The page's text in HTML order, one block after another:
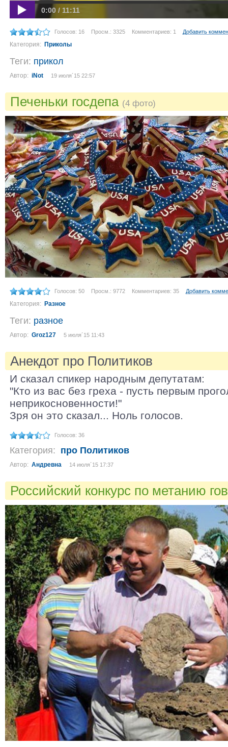
0:00 / 11:11
Голосов: 16 Просм.: 3325 Комментариев: 1 Добавить
Категория: Приколы
Теги: прикол
Автор: iNot 19 июля´15 22:57
Печеньки госдепа (4 фото)
Голосов: 50 Просм.: 9772 Комментариев: 35 Добавить
Категория: Разное
Теги: разное
Автор: Groz127 5 июля´15 11:43
Анекдот про Политиков
И сказал спикер народным депутатам:
"Кто из вас без греха - пусть первым
неприкосновенности!"
Зря он это сказал... Ноль голосов.
Голосов: 36
Категория: про Политиков
Автор: Андревна 14 июля´15 17:37
Российский конкурс по метанию